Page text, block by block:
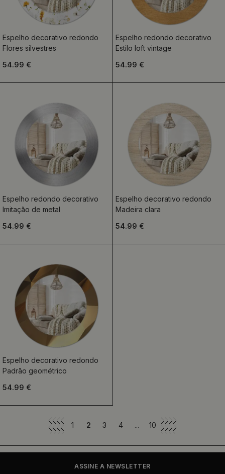
Espelho decorativo redondo
Flores silvestres
54.99 €
Espelho redondo decorativo
Estilo loft vintage
54.99 €
Espelho redondo decorativo
Imitação de metal
54.99 €
Espelho decorativo redondo
Madeira clara
54.99 €
Espelho decorativo redondo
Padrão geométrico
54.99 €
1 2 3 4 ... 10
ASSINE A NEWSLETTER